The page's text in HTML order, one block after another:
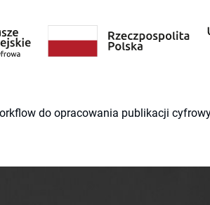
do opracowania publikacji